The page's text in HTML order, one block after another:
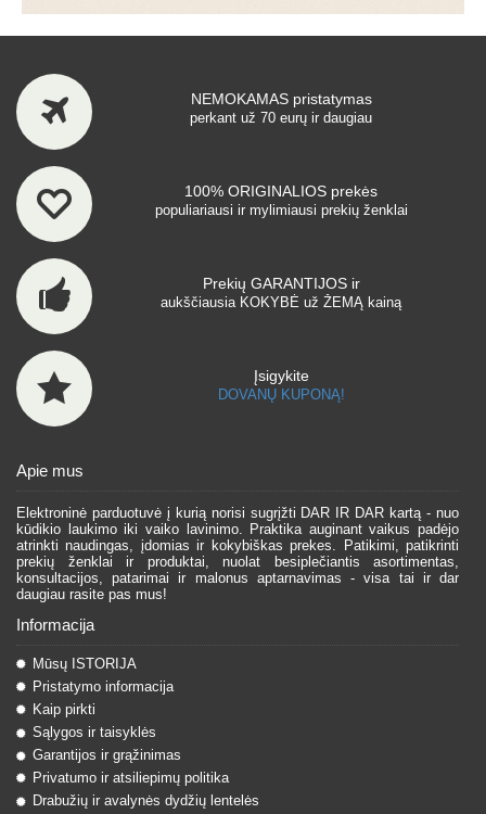
NEMOKAMAS pristatymas
perkant už 70 eurų ir daugiau
100% ORIGINALIOS prekės
populiariausi ir mylimiausi prekių ženklai
Prekių GARANTIJOS ir
aukščiausia KOKYBĖ už ŽEMĄ kainą
Įsigykite
DOVANŲ KUPONĄ!
Apie mus
Elektroninė parduotuvė į kurią norisi sugrįžti DAR IR DAR kartą - nuo
kūdikio laukimo iki vaiko lavinimo. Praktika auginant vaikus padėjo
atrinkti naudingas, įdomias ir kokybiškas prekes. Patikimi, patikrinti
prekių ženklai ir produktai, nuolat besiplečiantis asortimentas,
konsultacijos, patarimai ir malonus aptarnavimas - visa tai ir dar
daugiau rasite pas mus!
Informacija
Mūsų ISTORIJA
Pristatymo informacija
Kaip pirkti
Sąlygos ir taisyklės
Garantijos ir grąžinimas
Privatumo ir atsiliepimų politika
Drabužių ir avalynės dydžių lentelės